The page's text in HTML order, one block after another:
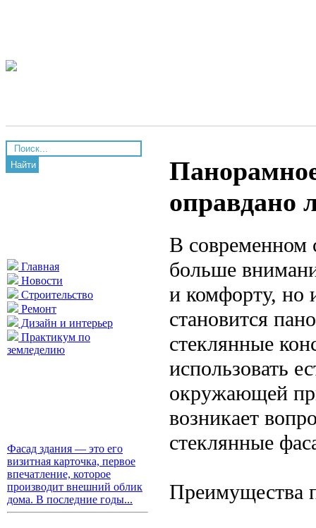
Найти
Главная
Новости
Строительство
Ремонт
Дизайн и интерьер
Практикум по
земледелию
Фасад здания — это его
визитная карточка, первое
впечатление, которое
производит внешний облик
дома. В последние годы...
оправдано
В современном
больше
и комфорту, но
становится
стеклянные
использовать
окружающей
возникает
стеклянные
Преимущества